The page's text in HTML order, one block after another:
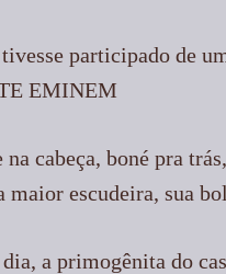
participado de
EMINEM
cabeça, boné pra
escudeira, sua
a primogênita do